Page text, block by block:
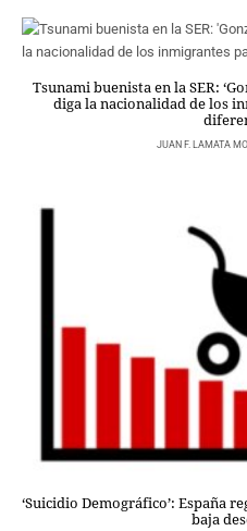
Tsunami buenista en la SER:
diga la nacionalidad de los
JUAN F. LAMATA
‘Suicidio Demográfico’: España
baja